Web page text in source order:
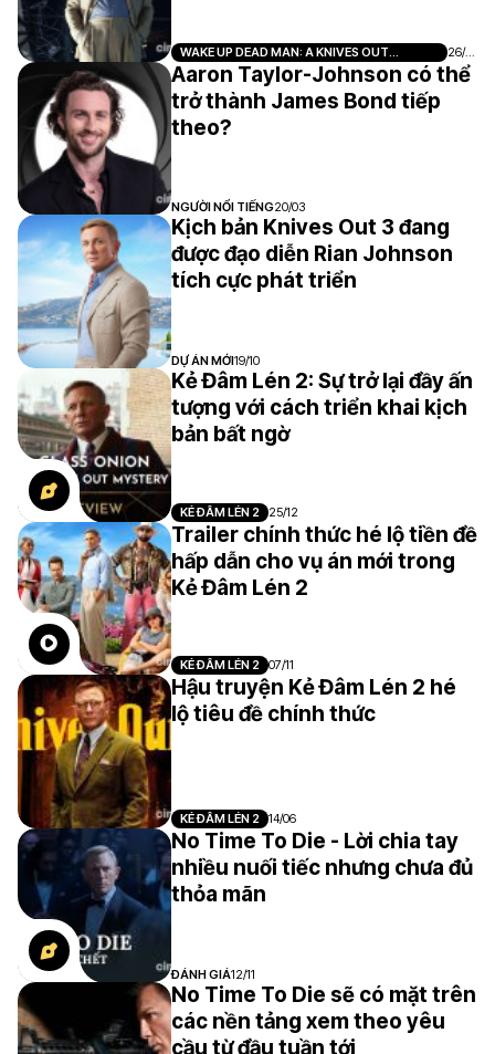
WAKE UP DEAD MAN: A KNIVES OUT
MYSTERY
26/0
5
Aaron Taylor-Johnson có thể
trở thành James Bond tiếp
theo?
NGƯỜI NỔI TIẾNG20/03
Kịch bản Knives Out 3 đang
được đạo diễn Rian Johnson
tích cực phát triển
DỰ ÁN MỚI19/10
Kẻ Đâm Lén 2: Sự trở lại đầy ấn
tượng với cách triển khai kịch
bản bất ngờ
KẺ ĐÂM LÉN 2 25/12
Trailer chính thức hé lộ tiền đề
hấp dẫn cho vụ án mới trong
Kẻ Đâm Lén 2
KẺ ĐÂM LÉN 2 07/11
Hậu truyện Kẻ Đâm Lén 2 hé
lộ tiêu đề chính thức
KẺ ĐÂM LÉN 2 14/06
No Time To Die - Lời chia tay
nhiều nuối tiếc nhưng chưa đủ
thỏa mãn
ĐÁNH GIÁ12/11
No Time To Die sẽ có mặt trên
các nền tảng xem theo yêu
cầu từ đầu tuần tới